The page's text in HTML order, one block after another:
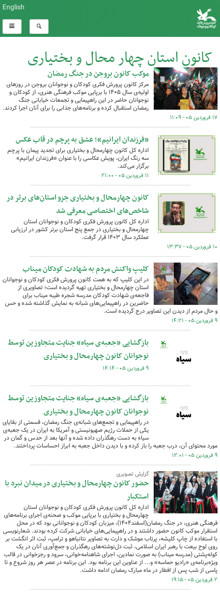
English
کانون استان چهار محال و بختیاری
کل اخبار:659 موکب کانون بروجن در جنگ رمضان
مرکز کانون پرورش فکری کودکان و نوجوانان بروجن در روزهای
اولیه‌ی سال ۱۴۰۵ با برپایی موکب فرهنگی هنری، از کودکان و
نوجوانان حاضر در این راهپیمایی و تجمعات خیابانی جنگ
رمضان استقبال کرده و برنامه‌های جذابی را برای آنان اجرا کردند.
۱۷ فروردین ۰۵ - ۱۱:۰۹
«فرزندان ایرانیم»؛ عشق به پرچم در قاب عکس
اداره کل کانون چهارمحال و بختیاری برای تجدید پیمان با پرچم
سه رنگ ایران، پویش عکاسی را با عنوان «فرزندان ایرانیم»
برگزار می‌کند.
۱۱ فروردین ۰۵ - ۲۱:۰۰
کانون چهارمحال و بختیاری جزو استان‌های برتر در
شاخص‌های اختصاصی معرفی شد
اداره کل کانون پرورش فکری کودکان و نوجوانان استان
چهارمحال و بختیاری در جمع پنج استان برتر کشور در ارزیابی
عملکرد سال ۱۴۰۳ قرار گرفت.
۱۰ فروردین ۰۵ - ۱۳:۳۷
کلیپ واکنش مردم به شهادت کودکان میناب
در این کلیپ که به همت کانون پرورش فکری کودکان و نوجوانان
استان چهارمحال و بختیاری تهیه گردیده است؛ تصاویری از
فاجعه‌ی شهادت کودکان مدرسه شجره طیبه میناب برای
حاضرین در راهپیمایی‌های شبانه به نمایش گذاشته شده و حس
و حال مردم از دیدن این تصاویر درج گردیده است.
۹ فروردین ۰۵ - ۱۴:۲۱
بازگشایی «جعبه‌ی سیاه» جنایت متجاوزین توسط
نوجوانان کانون چهارمحال و بختیاری
۹ فروردین ۰۵ - ۱۴:۱۴
بازگشایی «جعبه‌ی سیاه» جنایت متجاوزین توسط
نوجوانان کانون چهارمحال و بختیاری
در راهپیمایی و تجمع‌های شبانه‌ی جنگ رمضان، قسمتی از بقایای
یکی از حملات رژیم صهیونیستی و آمریکا به ایران در یک جعبه‌ی
سیاه به دست رهگذران داده شده و آنها بعد از حدس و گمان در
مورد محتوای آن، درب جعبه را باز کرده و با دیدن داخل جعبه به ابراز احساسات پرداختند.
۹ فروردین ۰۵ - ۱۲:۰۱
گزارش تصویری
حضور کانون چهارمحال و بختیاری در میدان نبرد با
استکبار
اداره کل کانون پرورش فکری کودکان و نوجوانان استان
چهارمحال و بختیاری با برپایی موکب و صحنه‌ی اجرای برنامه‌های
فرهنگی هنری، در جنگ رمضان(اسفند۱۴۰۴)، میزبان کودکان و نوجوانانی بود که در محل
استقرار موکب کانون حضور داشتند و در راهپیمایی‌های خیابانی شرکت کرده‌ بودند. شعارنویسی
با استفاده از چاپ کلیشه، پرتاب موشک و دارت به تصاویر نتانیاهو و ترامپ، ثبت اثر انگشت بر
روی لوح بیعت با رهبر ایران اسلامی، ثبت دل‌نوشته‌های رهگذران و جمع‌آوری آنان در یک
کوله‌پشتی (مدرسه میناب) به صورت نمادین، اجرای شاهنامه‌خوانی، سرود و رجزخوانی در قالب
ویژه‌برنامه‌ی «رادیو حماسه» و... از عناوین این برنامه بود. این برنامه در عصر هر روز شروع و تا
پاسی از شب پس از افطار در ماه مبارک رمضان ادامه داشت.
۲ فروردین ۰۵ - ۱۹:۱۵